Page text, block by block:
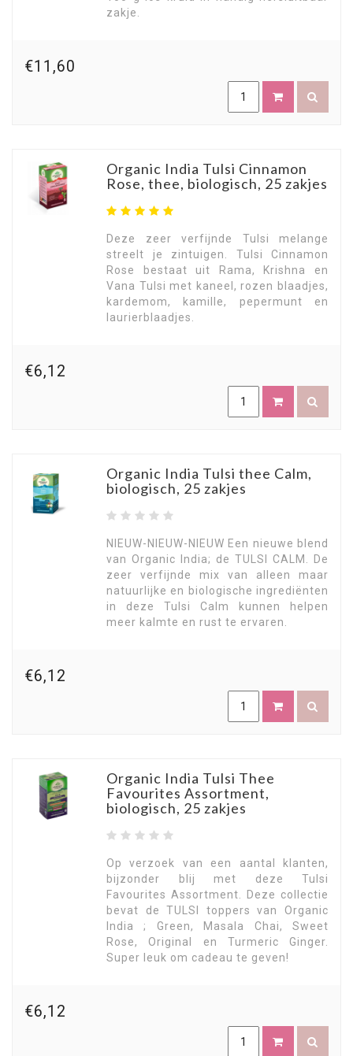
zakje.
€11,60
Organic India Tulsi Cinnamon
Rose, thee, biologisch, 25 zakjes
Deze zeer verfijnde Tulsi melange
streelt je zintuigen. Tulsi Cinnamon
Rose bestaat uit Rama, Krishna en
Vana Tulsi met kaneel, rozen blaadjes,
kardemom, kamille, pepermunt en
laurierblaadjes.
€6,12
Organic India Tulsi thee Calm,
biologisch, 25 zakjes
NIEUW-NIEUW-NIEUW Een nieuwe blend
van Organic India; de TULSI CALM. De
zeer verfijnde mix van alleen maar
natuurlijke en biologische ingrediënten
in deze Tulsi Calm kunnen helpen
meer kalmte en rust te ervaren.
€6,12
Organic India Tulsi Thee
Favourites Assortment,
biologisch, 25 zakjes
Op verzoek van een aantal klanten,
bijzonder blij met deze Tulsi
Favourites Assortment. Deze collectie
bevat de TULSI toppers van Organic
India ; Green, Masala Chai, Sweet
Rose, Original en Turmeric Ginger.
Super leuk om cadeau te geven!
€6,12